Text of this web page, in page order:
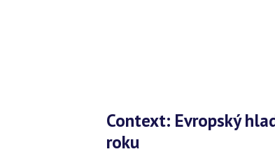
Context: Evropský hlad po počítačích přiživí začátek školního
roku